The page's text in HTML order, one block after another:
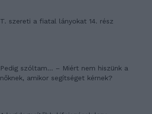
T. szereti a fiatal lányokat 14. rész
Pedig szóltam… – Miért nem hiszünk a
nőknek, amikor segítséget kérnek?